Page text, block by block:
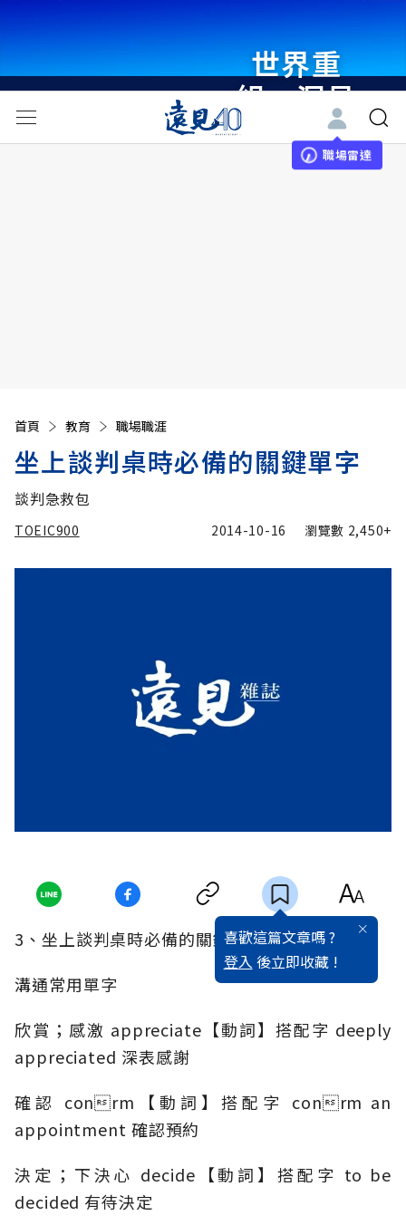
世界重
組・洞見
未來 與
世界領袖
職場雷達
首頁 教育 職場職涯
坐上談判桌時必備的關鍵單字
談判急救包
TOEIC900 2014-10-16 瀏覽數 2,450+
喜歡這篇文章嗎 ?
登入 後立即收藏 !
3、坐上談判桌時必備的關鍵單字
溝通常用單字
欣賞；感激 appreciate【動詞】搭配字 deeply
appreciated 深表感謝
確認 conrm【動詞】搭配字 conrm an
appointment 確認預約
決定；下決心 decide【動詞】搭配字 to be
decided 有待決定